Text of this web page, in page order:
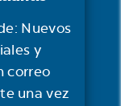
Nuevos
y
correo
una vez